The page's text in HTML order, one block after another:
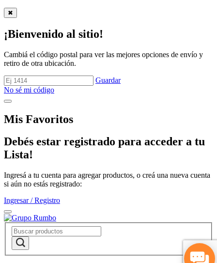
✖
¡Bienvenido al sitio!
Cambiá el código postal para ver las mejores opciones de envío y
retiro de otra ubicación.
Guardar
No sé mi código
Mis Favoritos
Debés estar registrado para acceder a tu
Lista!
Ingresá a tu cuenta para agregar productos, o creá una nueva cuenta
si aún no estás registrado:
Ingresar / Registro